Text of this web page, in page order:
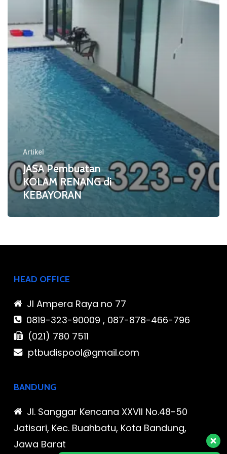
KEBAYORAN
Artikel
JASA Pembuatan
KOLAM RENANG di
KEBAYORAN
HEAD OFFICE
Jl Ampera Raya no 77
0819-323-90009 , 087-878-466-796
(021) 780 7511
ptbudispool@gmail.com
BANDUNG
Jl. Sanggar Kencana XXVII No.48-50
Jatisari, Kec. Buahbatu, Kota Bandung,
Jawa Barat